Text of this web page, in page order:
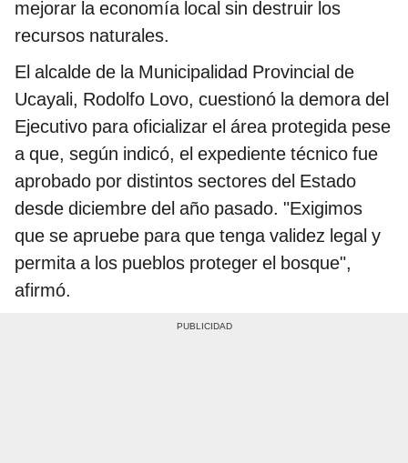
mejorar la economía local sin destruir los
recursos naturales.
El alcalde de la Municipalidad Provincial de
Ucayali, Rodolfo Lovo, cuestionó la demora del
Ejecutivo para oficializar el área protegida pese
a que, según indicó, el expediente técnico fue
aprobado por distintos sectores del Estado
desde diciembre del año pasado. "Exigimos
que se apruebe para que tenga validez legal y
permita a los pueblos proteger el bosque",
afirmó.